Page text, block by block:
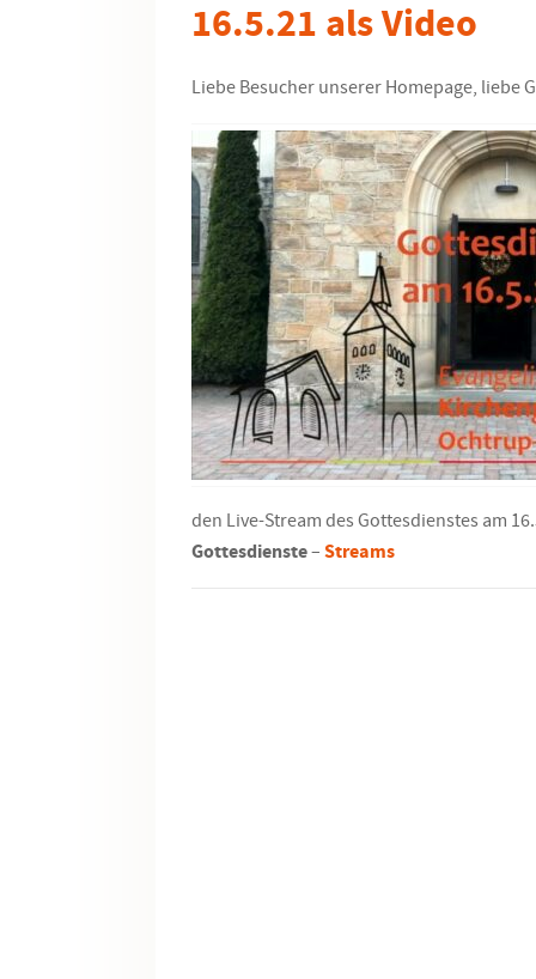
16.5.21 als Video
Liebe Besucher unserer Homepage, liebe
den Live-Stream des Gottesdienstes am
Gottesdienste– Streams